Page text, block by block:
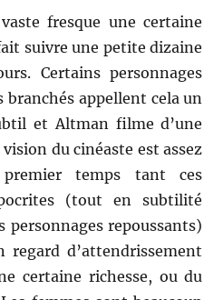
fresque une certaine
suivre une petite dizaine
Certains personnages
branchés appellent cela un
et Altman filme d’une
du cinéaste est assez
temps tant ces
(tout en subtilité
personnages repoussants)
d’attendrissement
certaine richesse, ou du